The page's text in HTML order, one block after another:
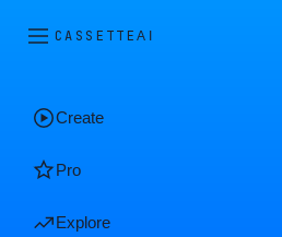
CASSETTEAI
Create
Pro
Explore